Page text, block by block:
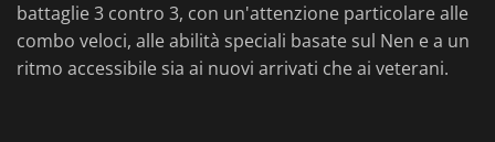
battaglie 3 contro 3, con un'attenzione particolare alle
combo veloci, alle abilità speciali basate sul Nen e a un
ritmo accessibile sia ai nuovi arrivati che ai veterani.